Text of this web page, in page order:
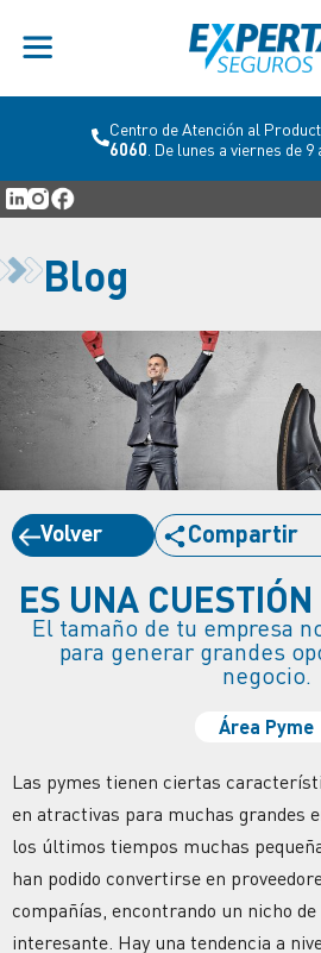
Centro de Atención al
6060 . De lunes a viernes de 9
Blog
Volver Compartir
ES UNA
El tamaño de tu empresa
para generar grandes
negocio.
Área Pyme
Las pymes tienen ciertas
en atractivas para muchas grandes
los últimos tiempos muchas
han podido convertirse en
compañías, encontrando un nicho
interesante. Hay una tendencia a